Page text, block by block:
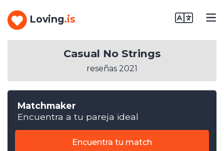
Loving.is
Matchmaker
Encuentra a tu pareja ideal
Encuentra tu match
Casual No Strings
reseñas 2021